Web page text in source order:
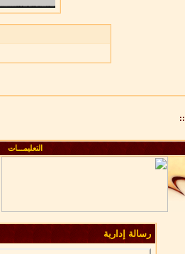
التعليمـــات
رسالة إدارية